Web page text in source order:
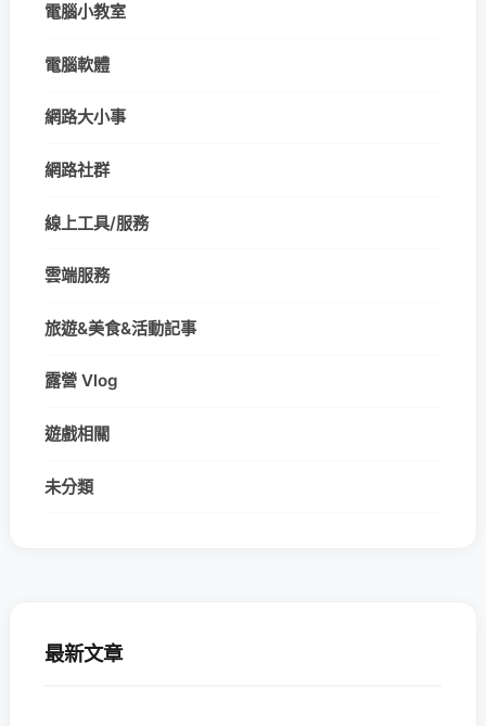
電腦小教室
電腦軟體
網路大小事
網路社群
線上工具/服務
雲端服務
旅遊&美食&活動記事
露營 Vlog
遊戲相關
未分類
最新文章